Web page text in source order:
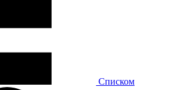
Списком